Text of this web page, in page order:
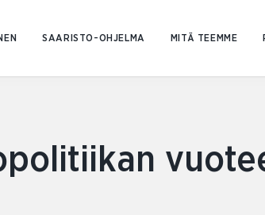
SAARISTO-OHJELMA MITÄ TEEMME